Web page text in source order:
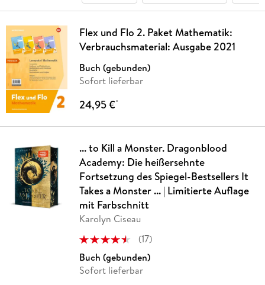
Flex und Flo 2. Paket Mathematik:
Verbrauchsmaterial: Ausgabe 2021
Buch (gebunden)
Sofort lieferbar
24,95 €*
... to Kill a Monster. Dragonblood
Academy: Die heißersehnte
Fortsetzung des Spiegel-Bestsellers It
Takes a Monster ... | Limitierte Auflage
mit Farbschnitt
Karolyn Ciseau
(17)
Buch (gebunden)
Sofort lieferbar